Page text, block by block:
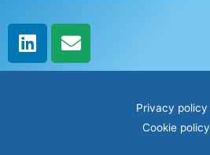
Privacy policy
Cookie policy